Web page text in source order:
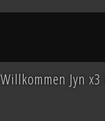
Willkommen Jyn